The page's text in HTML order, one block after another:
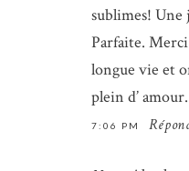
Save my
this browser for
comment.
sublimes! Une
Parfaite.
longue vie et
plein d’ amour.
7:06 PM